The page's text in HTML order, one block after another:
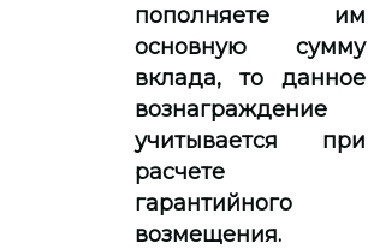
пополняете им
основную сумму
вклада, то данное
вознаграждение
учитывается при
расчете
гарантийного
возмещения.